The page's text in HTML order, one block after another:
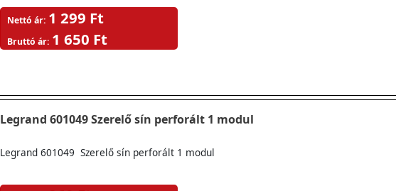
Nettó ár: 1 299 Ft
Bruttó ár: 1 650 Ft
Legrand 601049 Szerelő sín perforált 1 modul
Legrand 601049 Szerelő sín perforált 1 modul